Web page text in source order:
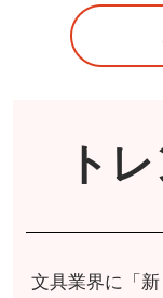
ト
文具業界に「